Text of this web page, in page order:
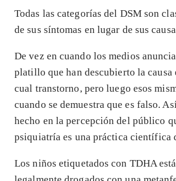
Todas las categorías del DSM son
de sus síntomas en lugar de sus
De vez en cuando los medios
platillo que han descubierto la
cual transtorno, pero luego esos
cuando se demuestra que es falso.
hecho en la percepción del público
psiquiatría es una práctica científica
Los niños etiquetados con TDHA